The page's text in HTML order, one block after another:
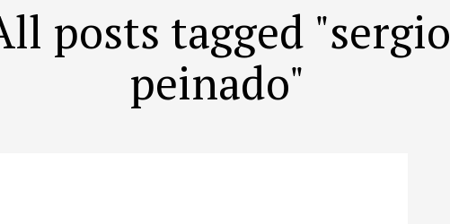
posts tagged "sergio
peinado"